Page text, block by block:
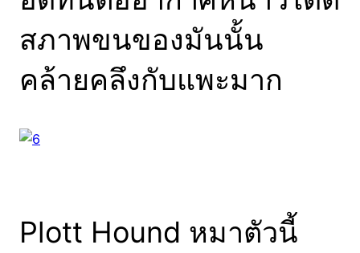
สภาพขนของมันนั้น
คล้ายคลึงกับแพะมาก
Plott Hound หมาตัวนี้